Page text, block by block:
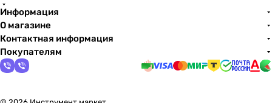
Информация
О магазине
Контактная информация
Покупателям